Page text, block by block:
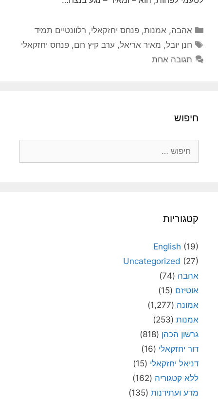
קטגוריות
אהבה, אמנות,פנחס יחזקאלי, רלוונטיים תמיד
תגיות
חנן יובל, מאיר אריאל, ערב קיץ חם,פנחס יחזקאלי
תגובה אחת
חיפוש
קטגוריות
English (19)
Uncategorized (27)
אהבה (74)
אוטיזם (15)
אמונה (1,277)
אמנות (253)
גרשון הכהן (818)
דור יחזקאלי (16)
דניאל יחזקאלי (15)
ללא קטגוריה (162)
מדע ועתידנות (135)